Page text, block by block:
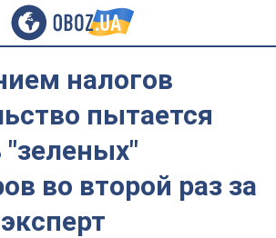
налогов
пытается
"зеленых"
во второй раз за